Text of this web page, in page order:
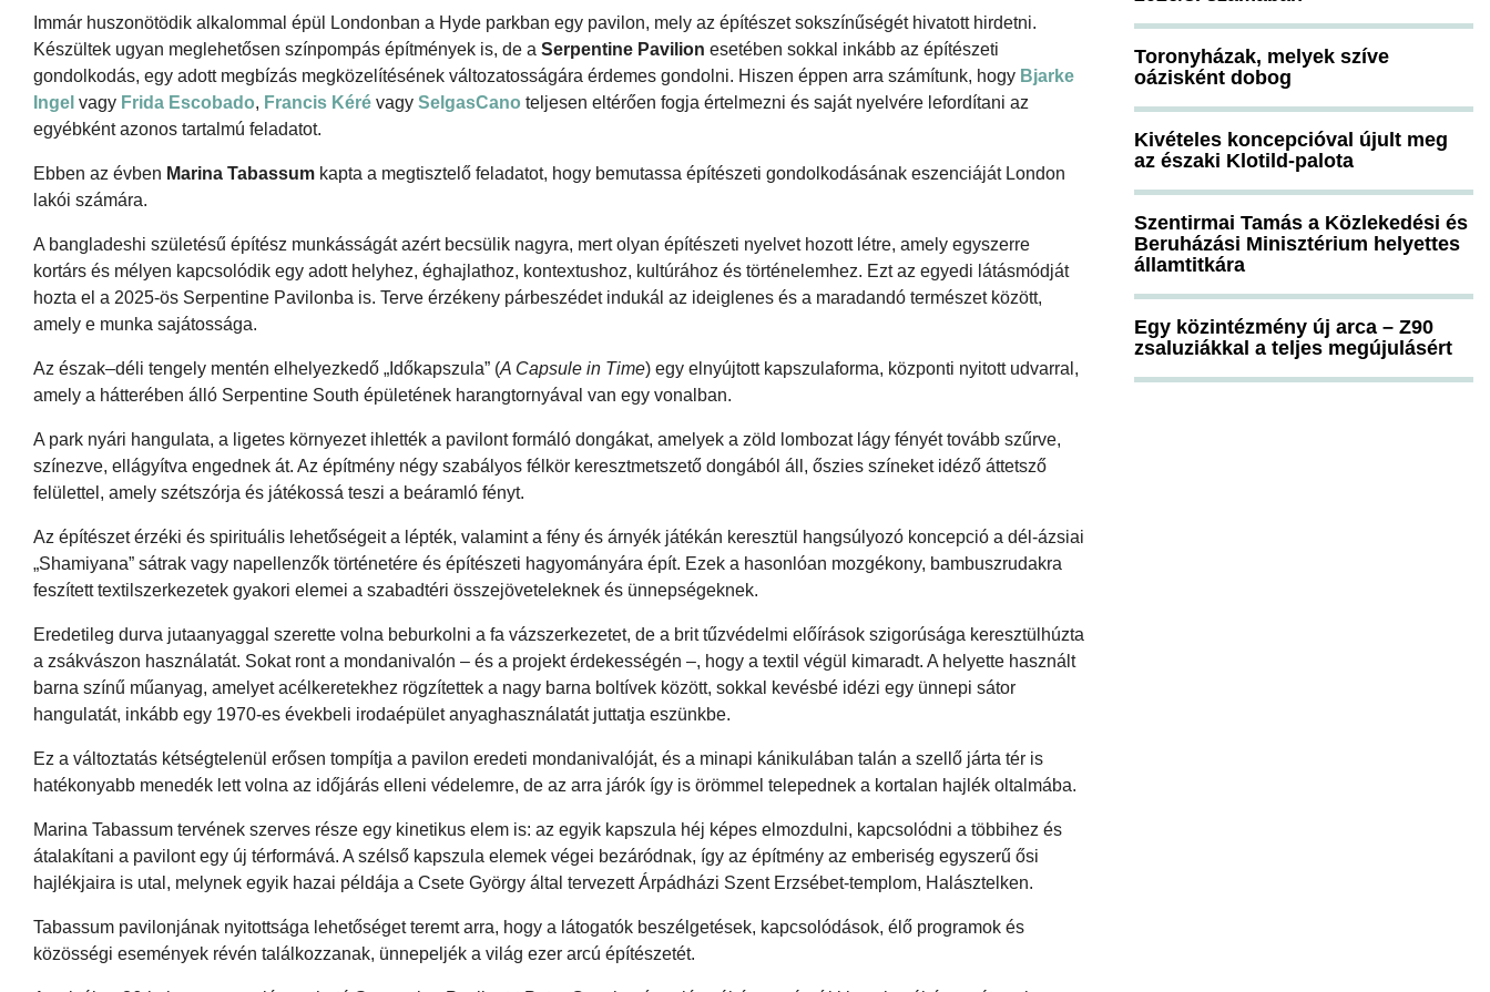
Immár huszonötödik alkalommal épül Londonban a Hyde parkban egy pavilon, mely az építészet sokszínűségét hivatott hirdetni.
Készültek ugyan meglehetősen színpompás építmények is, de a Serpentine Pavilion esetében sokkal inkább az építészeti
gondolkodás, egy adott megbízás megközelítésének változatosságára érdemes gondolni. Hiszen éppen arra számítunk, hogy Bjarke
Ingel vagy Frida Escobado, Francis Kéré vagy SelgasCano teljesen eltérően fogja értelmezni és saját nyelvére lefordítani az
egyébként azonos tartalmú feladatot.
Ebben az évben Marina Tabassum kapta a megtisztelő feladatot, hogy bemutassa építészeti gondolkodásának eszenciáját London
lakói számára.
A bangladeshi születésű építész munkásságát azért becsülik nagyra, mert olyan építészeti nyelvet hozott létre, amely egyszerre
kortárs és mélyen kapcsolódik egy adott helyhez, éghajlathoz, kontextushoz, kultúrához és történelemhez. Ezt az egyedi látásmódját
hozta el a 2025-ös Serpentine Pavilonba is. Terve érzékeny párbeszédet indukál az ideiglenes és a maradandó természet között,
amely e munka sajátossága.
Az észak–déli tengely mentén elhelyezkedő „Időkapszula” (A Capsule in Time) egy elnyújtott kapszulaforma, központi nyitott udvarral,
amely a hátterében álló Serpentine South épületének harangtornyával van egy vonalban.
A park nyári hangulata, a ligetes környezet ihlették a pavilont formáló dongákat, amelyek a zöld lombozat lágy fényét tovább szűrve,
színezve, ellágyítva engednek át. Az építmény négy szabályos félkör keresztmetszető dongából áll, őszies színeket idéző áttetsző
felülettel, amely szétszórja és játékossá teszi a beáramló fényt.
Az építészet érzéki és spirituális lehetőségeit a lépték, valamint a fény és árnyék játékán keresztül hangsúlyozó koncepció a dél-ázsiai
„Shamiyana” sátrak vagy napellenzők történetére és építészeti hagyományára épít. Ezek a hasonlóan mozgékony, bambuszrudakra
feszített textilszerkezetek gyakori elemei a szabadtéri összejöveteleknek és ünnepségeknek.
Eredetileg durva jutaanyaggal szerette volna beburkolni a fa vázszerkezetet, de a brit tűzvédelmi előírások szigorúsága keresztülhúzta
a zsákvászon használatát. Sokat ront a mondanivalón – és a projekt érdekességén –, hogy a textil végül kimaradt. A helyette használt
barna színű műanyag, amelyet acélkeretekhez rögzítettek a nagy barna boltívek között, sokkal kevésbé idézi egy ünnepi sátor
hangulatát, inkább egy 1970-es évekbeli irodaépület anyaghasználatát juttatja eszünkbe.
Ez a változtatás kétségtelenül erősen tompítja a pavilon eredeti mondanivalóját, és a minapi kánikulában talán a szellő járta tér is
hatékonyabb menedék lett volna az időjárás elleni védelemre, de az arra járók így is örömmel telepednek a kortalan hajlék oltalmába.
Marina Tabassum tervének szerves része egy kinetikus elem is: az egyik kapszula héj képes elmozdulni, kapcsolódni a többihez és
átalakítani a pavilont egy új térformává. A szélső kapszula elemek végei bezáródnak, így az építmény az emberiség egyszerű ősi
hajlékjaira is utal, melynek egyik hazai példája a Csete György által tervezett Árpádházi Szent Erzsébet-templom, Halásztelken.
Tabassum pavilonjának nyitottsága lehetőséget teremt arra, hogy a látogatók beszélgetések, kapcsolódások, élő programok és
közösségi események révén találkozzanak, ünnepeljék a világ ezer arcú építészetét.
Toronyházak, melyek szíve
oázisként dobog
Kivételes koncepcióval újult meg
az északi Klotild-palota
Szentirmai Tamás a Közlekedési és
Beruházási Minisztérium helyettes
államtitkára
Egy közintézmény új arca – Z90
zsaluziákkal a teljes megújulásért